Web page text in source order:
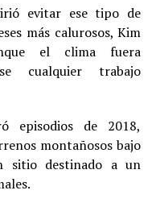
evitar ese tipo de
más calurosos, Kim
el clima fuera
cualquier trabajo
episodios de 2018,
montañosos bajo
sitio destinado a un